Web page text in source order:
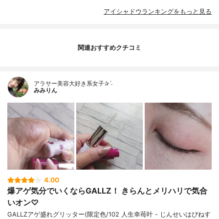
アイシャドウランキングをもっと見る
関連おすすめクチコミ
アラサー美容大好き系女子✰ˊ˗
みみりん
4.00
爆アゲ気分でいくならGALLZ！ きらんとメリハリで気合
いオン♡
GALLZアゲ盛れグリッター(限定色/102 人生幸苺叶 - じんせいはぴねす